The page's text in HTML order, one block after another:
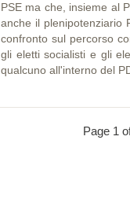
PSE ma che, insieme al
anche il plenipotenziario
confronto sul percorso
gli eletti socialisti e gli
qualcuno all'interno del
Page 1